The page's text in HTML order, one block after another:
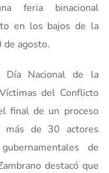
feria binacional
en los bajos de la
de agosto.
Día Nacional de la
del Conflicto
final de un proceso
más de 30 actores
de
destacó que